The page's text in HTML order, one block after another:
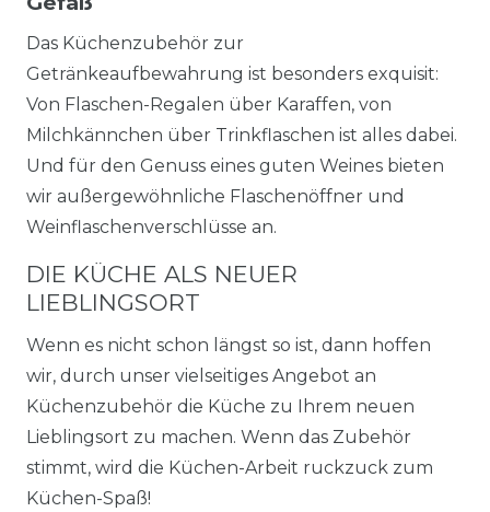
Das Küchenzubehör zur
Getränkeaufbewahrung ist besonders exquisit:
Von Flaschen-Regalen über Karaffen, von
Milchkännchen über Trinkflaschen ist alles dabei.
Und für den Genuss eines guten Weines bieten
wir außergewöhnliche Flaschenöffner und
Weinflaschenverschlüsse an.
DIE KÜCHE ALS NEUER
LIEBLINGSORT
Wenn es nicht schon längst so ist, dann hoffen
wir, durch unser vielseitiges Angebot an
Küchenzubehör die Küche zu Ihrem neuen
Lieblingsort zu machen. Wenn das Zubehör
stimmt, wird die Küchen-Arbeit ruckzuck zum
Küchen-Spaß!